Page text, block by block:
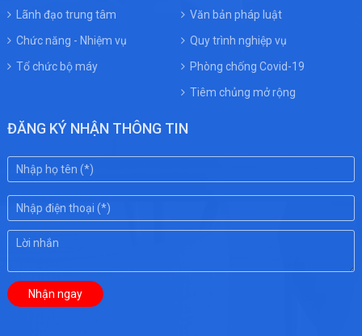
Lãnh đạo trung tâm
Chức năng - Nhiệm vụ
Tổ chức bộ máy
Văn bản pháp luật
Quy trình nghiệp vụ
Phòng chống Covid-19
Tiêm chủng mở rộng
ĐĂNG KÝ NHẬN THÔNG TIN